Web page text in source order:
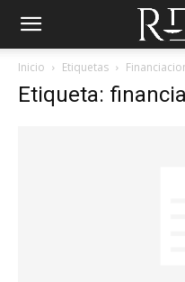
Inicio Etiquetas
Etiqueta: